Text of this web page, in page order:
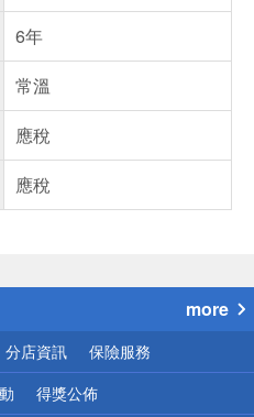
6年
常溫
應稅
應稅
！
more
分店資訊 保險服務
得獎公佈